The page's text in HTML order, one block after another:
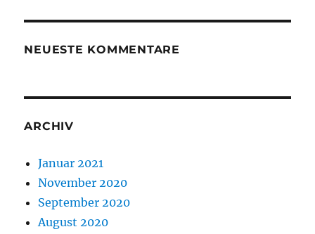
NEUESTE KOMMENTARE
ARCHIV
Januar 2021
November 2020
September 2020
August 2020